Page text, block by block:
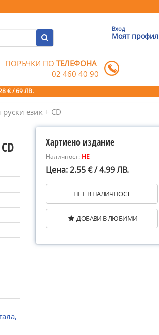
Вход
Моят профил
ПОРЪЧКИ ПОТЕЛЕФОНА
02 460 40 90
€ / 69 ЛВ.
език + CD
Хартиено издание
Наличност: НЕ
Цена: 2.55 € / 4.99 ЛВ.
НЕ Е В НАЛИЧНОСТ
ДОБАВИ В ЛЮБИМИ